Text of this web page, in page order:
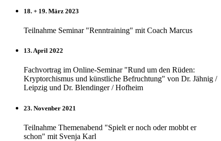
18. + 19. März 2023
Teilnahme Seminar "Renntraining" mit Coach Marcus
13. April 2022
Fachvortrag im Online-Seminar "Rund um den Rüden:
Kryptorchismus und künstliche Befruchtung" von Dr. Jähnig /
Leipzig und Dr. Blendinger / Hofheim
23. Novenber 2021
Teilnahme Themenabend "Spielt er noch oder mobbt er
schon" mit Svenja Karl